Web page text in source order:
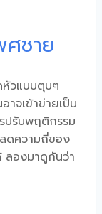
ศชาย
วแบบตุบๆ
าจเข้าข่ายเป็น
ปรับพฤติกรรม
ลดความถี่ของ
ลองมาดูกันว่า